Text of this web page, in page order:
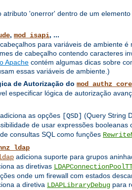
atributo 'onerror' dentro de um
, mod_isapi, ...
para variáveis ​​de ambiente
de cabeçalho contendo caracteres
Apache contém algumas dicas sobre
essas variáveis ​​de ambiente.)
de Autorização do mod_authz_core
especificar lógica de autorização
adiciona as opções [QSD] (Query String
de usar expressões booleanas
consultas SQL como funções
adiciona suporte para grupos
as diretivas
onde um firewall com estados
a diretiva LDAPLibraryDebug para